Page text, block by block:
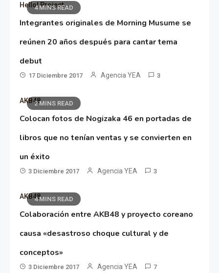
4 MINS READ
Hello! Project
Integrantes originales de Morning Musume se
reúnen 20 años después para cantar tema
debut
17 Diciembre 2017 Agencia YEA 3
2 MINS READ
AKB48
Colocan fotos de Nogizaka 46 en portadas de
libros que no tenían ventas y se convierten en
un éxito
3 Diciembre 2017 Agencia YEA 3
4 MINS READ
AKB48
Colaboración entre AKB48 y proyecto coreano
causa «desastroso choque cultural y de
conceptos»
3 Diciembre 2017 Agencia YEA 7